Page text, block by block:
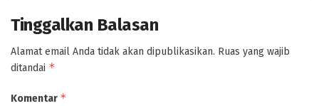
Tinggalkan Balasan
Alamat email Anda tidak akan dipublikasikan. Ruas yang wajib
ditandai *
Komentar *